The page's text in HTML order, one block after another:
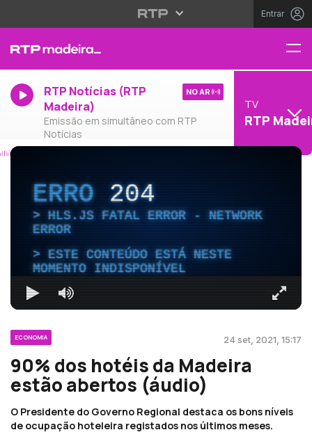
Entrar
RTP Notícias (RTP
Madeira)
Emissão em simultâneo com RTP
Notícias
NO AR
TV
RTP
ERRO204
HLS.JS FATAL ERROR - NETWORK
ERROR
ESTE CONTEÚDO ESTÁ NESTE
MOMENTO INDISPONÍVEL
ECONOMIA 24 set, 2021, 15:17
90% dos hotéis da Madeira
estão abertos (áudio)
O Presidente do Governo Regional destaca os bons níveis
de ocupação hoteleira registados nos últimos meses.